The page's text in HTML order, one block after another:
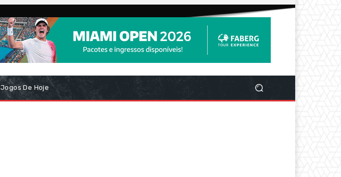
Jogos De Hoje